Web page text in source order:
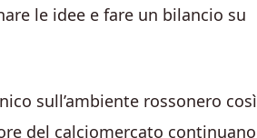
le idee e fare un bilancio su
sull’ambiente rossonero così
del calciomercato continuano